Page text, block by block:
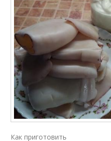
Как приготовить